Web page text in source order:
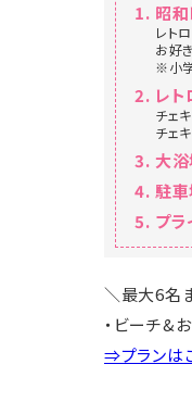
昭
レト
お好
※小
レ
チェ
チェ
大浴
駐車
プラ
＼最大6名
・ビーチ&
⇒プランは